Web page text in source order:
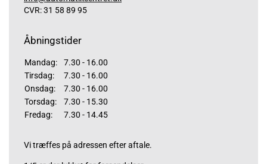
CVR: 31 58 89 95
Åbningstider
Mandag:
7.30 - 16.00
Tirsdag:
7.30 - 16.00
Onsdag:
7.30 - 16.00
Torsdag:
7.30 - 15.30
Fredag:
7.30 - 14.45
Vi træffes på adressen efter aftale.